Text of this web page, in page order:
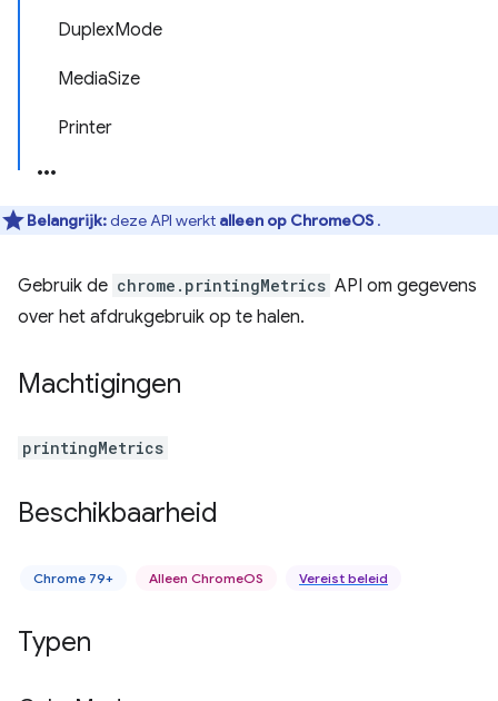
DuplexMode
MediaSize
Printer
Belangrijk:deze API werkt alleen op ChromeOS .
Gebruik de chrome.printingMetrics API om gegevens
over het afdrukgebruik op te halen.
Machtigingen
printingMetrics
Beschikbaarheid
Chrome 79+ Alleen ChromeOS Vereist beleid
Typen